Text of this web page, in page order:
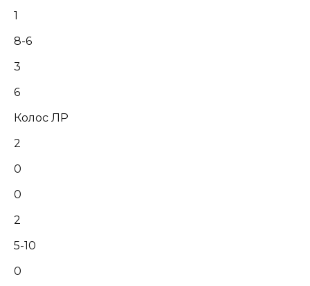
1
8-6
3
6
Колос ЛР
2
0
0
2
5-10
0